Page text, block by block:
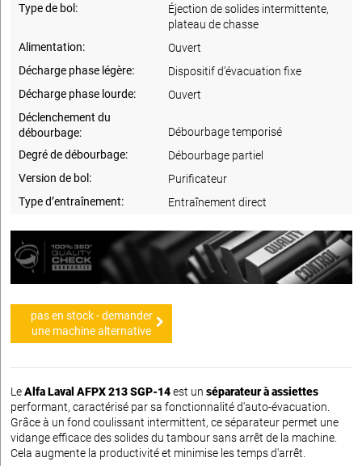
Type de bol:
Éjection de solides intermittente,
plateau de chasse
Alimentation:
Ouvert
Décharge phase légère:
Dispositif d’évacuation fixe
Décharge phase lourde:
Ouvert
Déclenchement du
débourbage:
Débourbage temporisé
Degré de débourbage:
Débourbage partiel
Version de bol:
Purificateur
Type d’entraînement:
Entraînement direct
pas en stock - demander
une machine alternative
LeAlfa Laval AFPX 213 SGP-14est un séparateur à assiettes
performant, caractérisé par sa fonctionnalité d'auto-évacuation.
Grâce à un fond coulissant intermittent, ce séparateur permet une
vidange efficace des solides du tambour sans arrêt de la machine.
Cela augmente la productivité et minimise les temps d'arrêt.